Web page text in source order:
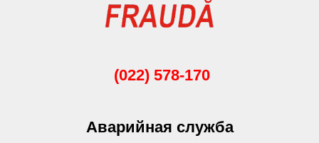
(022) 578-170
Аварийная служба